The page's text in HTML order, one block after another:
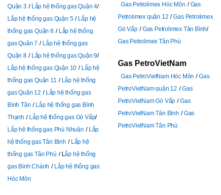
Quận 3
Lắp hệ thống gas Quận 4
Lắp hệ thống gas Quận 5
Lắp hệ
thống gas Quận 6
Lắp hệ thống
gas Quận 7
Lắp hệ thống gas
Quận 8
Lắp hệ thống gas Quận 9
Lắp hệ thống gas Quận 10
Lắp hệ
thống gas Quận 11
Lắp hệ thống
gas Quận 12
Lắp hệ thống gas
Bình Tân
Lắp hệ thống gas Bình
Thạnh
Lắp hệ thống gas Gò Vấp
Lắp hệ thống gas Phú Nhuận
Lắp
hệ thống gas Tân Bình
Lắp hệ
thống gas Tân Phú
Lắp hệ thống
gas Bình Chánh
Lắp hệ thống gas
Hóc Môn
Gas Petrolimex Hóc Môn
Gas
Petrolimex quận 12
Gas Petrolimex
Gò Vấp
Gas Petrolimex Tân Bình
Gas Petrolimex Tân Phú
Gas PetroVietNam
Gas PetroVietNam Hóc Môn
Gas
PetroVietNam quận 12
Gas
PetroVietNam Gò Vấp
Gas
PetroVietNam Tân Bình
Gas
PetroVietNam Tân Phú